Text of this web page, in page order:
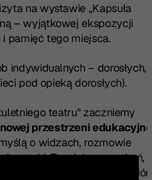
na wystawie „Kapsuła
– wyjątkowej ekspozycji
pamięć tego miejsca.
indywidualnych – dorosłych,
pod opieką dorosłych).
teatru" zaczniemy
przestrzeni
o widzach, rozmowie
sztuki. To miejsce spotkań,
świadomy odbiór